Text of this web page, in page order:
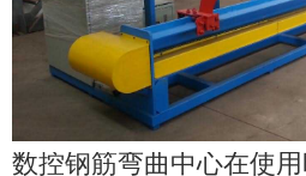
数控钢筋弯曲中心在使